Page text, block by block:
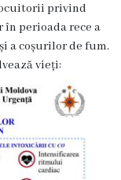
privind
perioada rece a
a coșurilor de fum.
vieți: